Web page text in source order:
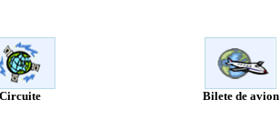
Circuite Bilete de avion